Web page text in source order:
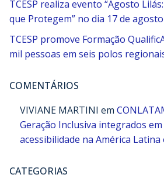
TCESP realiza evento “Agosto
que Protegem” no dia 17 de agosto
TCESP promove Formação
mil pessoas em seis polos
COMENTÁRIOS
VIVIANE MARTINI em
Geração Inclusiva integrados
acessibilidade na América Latina
CATEGORIAS